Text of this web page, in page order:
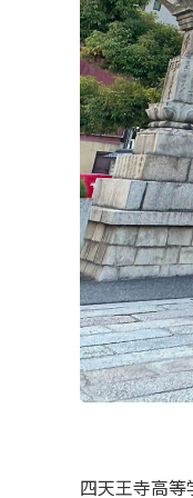
四天王寺高